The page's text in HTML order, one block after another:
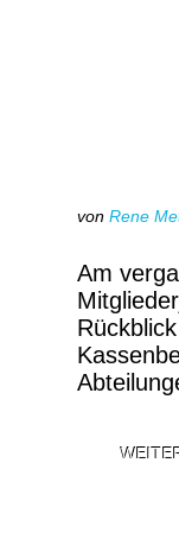
von Rene
Am